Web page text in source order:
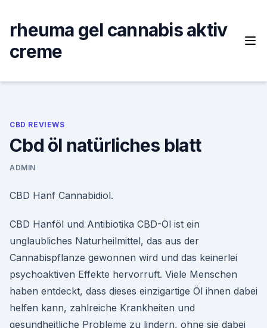
content
rheuma gel cannabis aktiv
creme
CBD REVIEWS
Cbd öl natürliches blatt
ADMIN
CBD Hanf Cannabidiol.
CBD Hanföl und Antibiotika CBD-Öl ist ein
unglaubliches Naturheilmittel, das aus der
Cannabispflanze gewonnen wird und das keinerlei
psychoaktiven Effekte hervorruft. Viele Menschen
haben entdeckt, dass dieses einzigartige Öl ihnen dabei
helfen kann, zahlreiche Krankheiten und
gesundheitliche Probleme zu lindern, ohne sie dabei